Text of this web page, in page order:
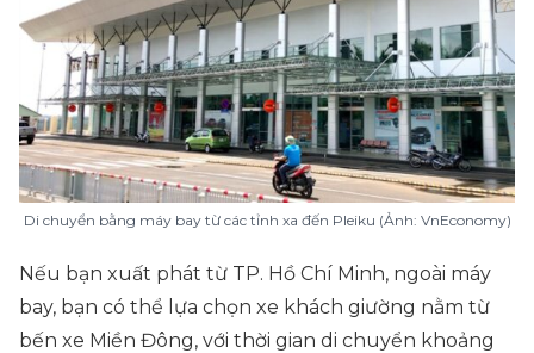
Di chuyển bằng máy bay từ các tỉnh xa đến Pleiku (Ảnh: VnEconomy)
Nếu bạn xuất phát từ TP. Hồ Chí Minh, ngoài máy
bay, bạn có thể lựa chọn xe khách giường nằm từ
bến xe Miền Đông, với thời gian di chuyển khoảng